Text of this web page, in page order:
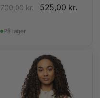
700,00kr. 525,00 kr.
På lager